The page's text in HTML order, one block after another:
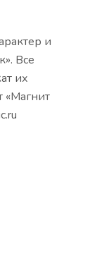
и
Все
их
«Магнит